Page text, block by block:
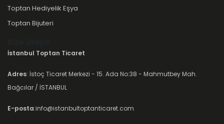
Toptan Hediyelik Eşya
Toptan Bijuteri
İstanbul Toptan Ticaret
Adres: İstoç Ticaret Merkezi - 15. Ada No:38 - Mahmutbey Mah.
Bağcılar / İSTANBUL
E-posta:info@istanbultoptanticaret.com